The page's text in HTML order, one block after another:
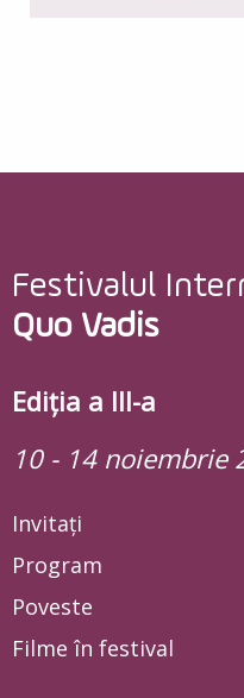
Festivalul
Quo Vadis
Ediția a III-a
10 - 14 noiembrie
Invitați
Program
Poveste
Filme în festival